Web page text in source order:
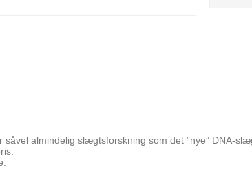
almindelig slægtsforskning som det ”nye” DNA-